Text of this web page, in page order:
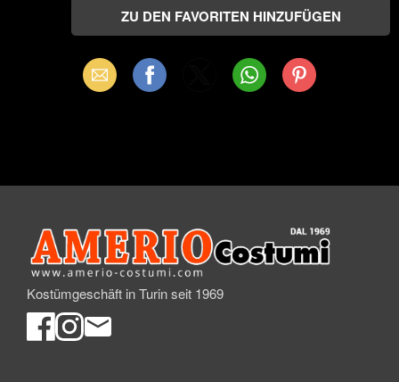
Email Facebook WhatsAppPinterest
Kostümgeschäft in Turin seit 1969